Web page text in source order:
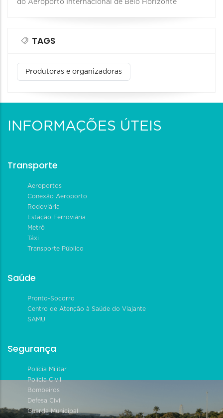
do Aeroporto Internacional de Belo Horizonte
TAGS
Produtoras e organizadoras
INFORMAÇÕES ÚTEIS
Transporte
Aeroportos
Conexão Aeroporto
Rodoviária
Estação Ferroviária
Metrô
Táxi
Transporte Público
Saúde
Pronto-Socorro
Centro de Atenção à Saúde do Viajante
SAMU
Segurança
Polícia Militar
Polícia Civil
Bombeiros
Defesa Civil
Guarda Municipal